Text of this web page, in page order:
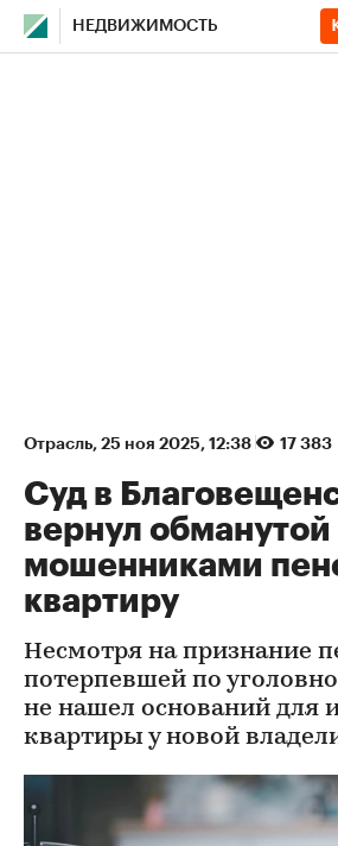
НЕДВИЖИМОСТЬ
Отрасль⁠, 25 ноя 2025, 12:38 17 383
Суд в
вернул обманутой
мошенниками
квартиру
Несмотря на признание
потерпевшей по
не нашел оснований для
квартиры у новой